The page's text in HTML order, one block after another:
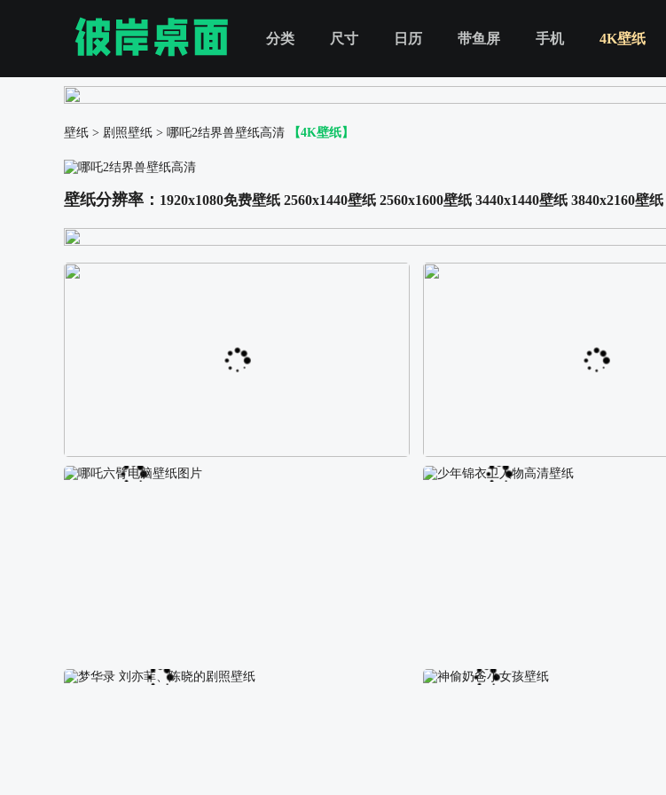
分类 尺寸 日历 带鱼屏 手机 4K壁纸
壁纸 > 剧照壁纸 > 哪吒2结界兽壁纸高清 【4K壁纸】
壁纸分辨率： 1920x1080免费壁纸 2560x1440壁纸 2560x1600壁纸 3440x1440壁纸 3840x2160壁纸
阿尔卑斯山区自然风景壁纸 校园长发可爱美女4K电脑壁纸
哪吒六臂电脑壁纸图片 少年锦衣卫人物高清壁纸